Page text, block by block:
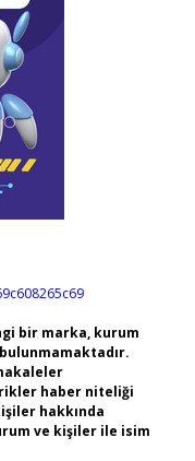
bir marka, kurum
haber niteliği
hakkında
ve kişiler ile isim